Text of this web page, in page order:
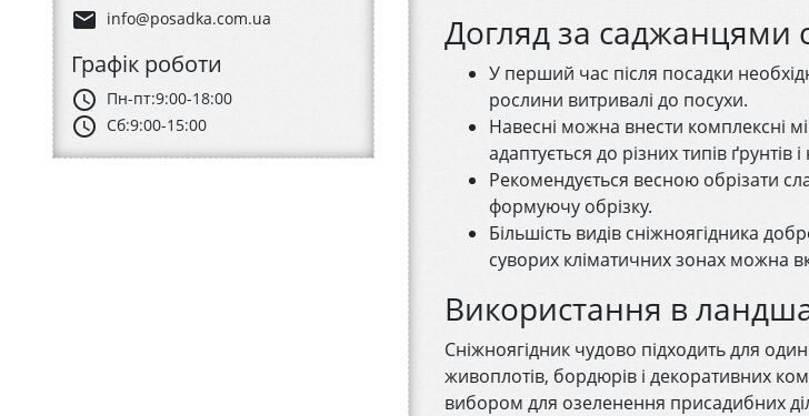
email info@posadka.com.ua
Графік роботи
schedule Пн-пт:9:00-18:00
schedule Сб:9:00-15:00
Догляд за саджанцями
У перший час після посадки
рослини витривалі до посухи.
Навесні можна внести комплексні
адаптується до різних типів ґрунтів
Рекомендується весною обрізати
формуючу обрізку.
Більшість видів сніжноягідника
суворих кліматичних зонах можна
Використання в
Сніжноягідник чудово підходить для
живоплотів, бордюрів і декоративних
вибором для озеленення присадибних